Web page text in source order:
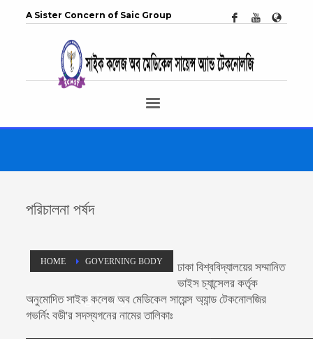
A Sister Concern of Saic Group
HOME GOVERNING BODY
Governing Body
পরিচালনা পর্ষদ
ঢাকা বিশ্ববিদ্যালয়ের সম্মানিত
ভাইস চ্যান্সেলর কর্তৃক
অনুমোদিতসাইক কলেজ অব মেডিকেল সায়েন্স অ্যান্ডটেকনোলজির
গভর্নিং বডী'র সদস্যগনের নামের তালিকাঃ